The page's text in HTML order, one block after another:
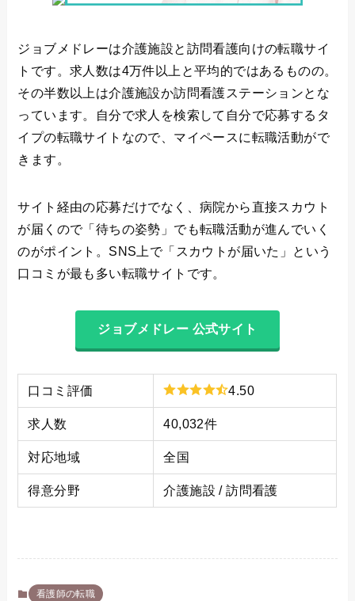
ジョブメドレーは介護施設と訪問看護向けの転職サイ
トです。求人数は4万件以上と平均的ではあるものの。
その半数以上は介護施設か訪問看護ステーションとな
っています。自分で求人を検索して自分で応募するタ
イプの転職サイトなので、マイペースに転職活動がで
きます。
サイト経由の応募だけでなく、病院から直接スカウト
が届くので「待ちの姿勢」でも転職活動が進んでいく
のがポイント。SNS上で「スカウトが届いた」という
口コミが最も多い転職サイトです。
ジョブメドレー 公式サイト
口コミ評価 4.50
求人数 40,032件
対応地域 全国
得意分野 介護施設 / 訪問看護
看護師の転職